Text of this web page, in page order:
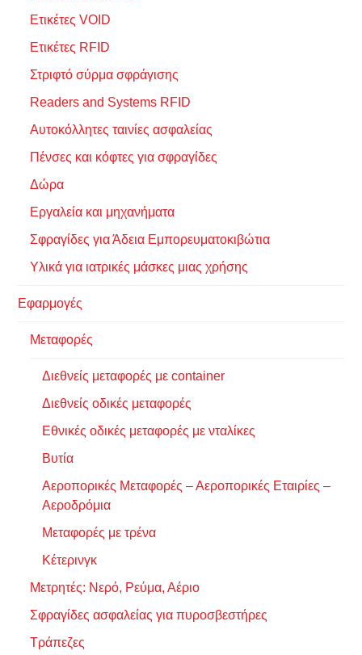
Ετικέτες VOID
Ετικέτες RFID
Στριφτό σύρμα σφράγισης
Readers and Systems RFID
Αυτοκόλλητες ταινίες ασφαλείας
Πένσες και κόφτες για σφραγίδες
Δώρα
Εργαλεία και μηχανήματα
Σφραγίδες για Άδεια Εμπορευματοκιβώτια
Υλικά για ιατρικές μάσκες μιας χρήσης
Εφαρμογές
Μεταφορές
Διεθνείς μεταφορές με container
Διεθνείς οδικές μεταφορές
Εθνικές οδικές μεταφορές με νταλίκες
Βυτία
Αεροπορικές Μεταφορές – Αεροπορικές Εταιρίες –
Αεροδρόμια
Μεταφορές με τρένα
Κέτερινγκ
Μετρητές: Νερό, Ρεύμα, Αέριο
Σφραγίδες ασφαλείας για πυροσβεστήρες
Τράπεζες